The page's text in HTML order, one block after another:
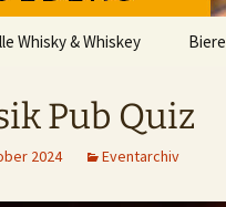
Whisky & Whiskey Biere
Pub Quiz
2024 Eventarchiv